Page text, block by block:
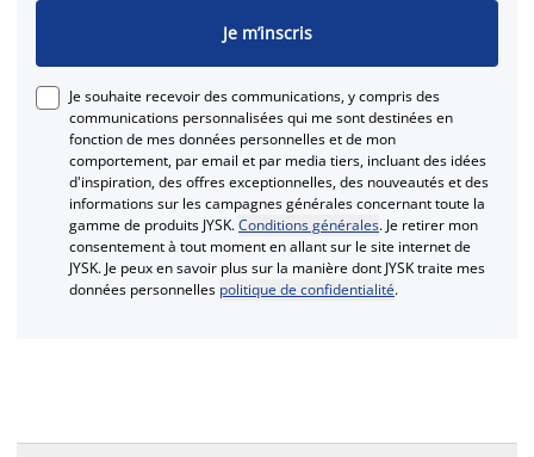
Je m’inscris
Je souhaite recevoir des communications, y compris des
communications personnalisées qui me sont destinées en
fonction de mes données personnelles et de mon
comportement, par email et par media tiers, incluant des idées
d'inspiration, des offres exceptionnelles, des nouveautés et des
informations sur les campagnes générales concernant toute la
gamme de produits JYSK.Conditions générales. Je retirer mon
consentement à tout moment en allant sur le site internet de
JYSK. Je peux en savoir plus sur la manière dont JYSK traite mes
données personnelles politique de confidentialité.